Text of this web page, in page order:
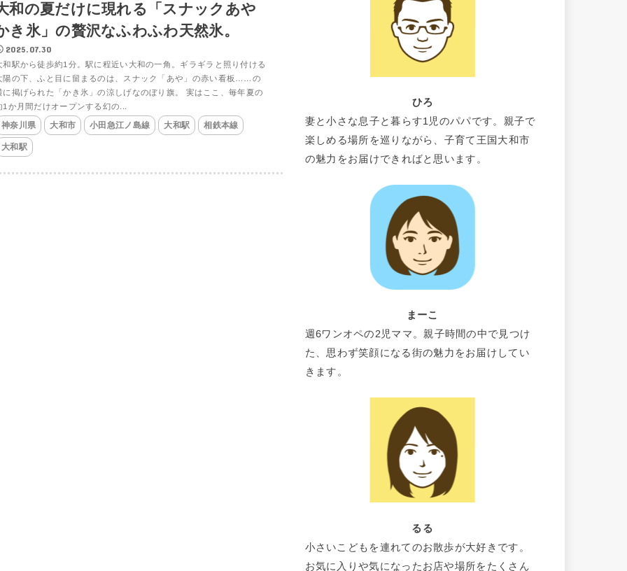
和の夏だけに現れる「スナックあや
き氷」の贅沢なふわふわ天然氷。
2025.07.30
和駅から徒歩約1分。駅に程近い大和の一角。ギラギラと照り付ける
陽の下、ふと目に留まるのは、スナック「あや」の赤い看板……の
に掲げられた「かき氷」の涼しげなのぼり旗。 実はここ、毎年夏の
1か月間だけオープンする幻の...
神奈川県 大和市 小田急江ノ島線 大和駅 相鉄本線
大和駅
ひろ
妻と小さな息子と暮らす1児のパパです。親子で
楽しめる場所を巡りながら、子育て王国大和市
の魅力をお届けできればと思います。
まーこ
週6ワンオペの2児ママ。親子時間の中で見つけ
た、思わず笑顔になる街の魅力をお届けしてい
きます。
るる
小さいこどもを連れてのお散歩が大好きです。
お気に入りや気になったお店や場所をたくさん